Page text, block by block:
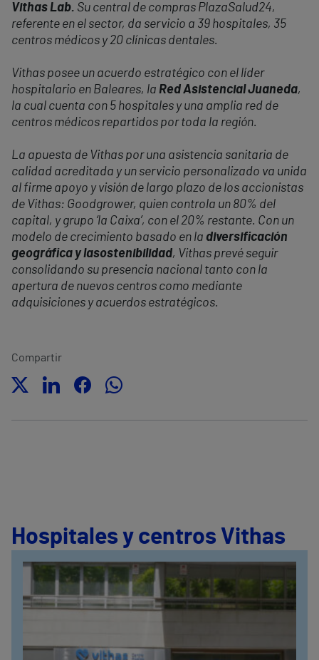
Vithas Lab. Su central de compras PlazaSalud24,
referente en el sector, da servicio a 39 hospitales, 35
centros médicos y 20 clínicas dentales.
Vithas posee un acuerdo estratégico con el líder
hospitalario en Baleares, la Red Asistencial Juaneda,
la cual cuenta con 5 hospitales y una amplia red de
centros médicos repartidos por toda la región.
La apuesta de Vithas por una asistencia sanitaria de
calidad acreditada y un servicio personalizado va unida
al firme apoyo y visión de largo plazo de los accionistas
de Vithas: Goodgrower, quien controla un 80% del
capital, y grupo ‘la Caixa’, con el 20% restante. Con un
modelo de crecimiento basado en la diversificación
geográfica y lasostenibilidad, Vithas prevé seguir
consolidando su presencia nacional tanto con la
apertura de nuevos centros como mediante
adquisiciones y acuerdos estratégicos.
Compartir
Hospitales y centros Vithas